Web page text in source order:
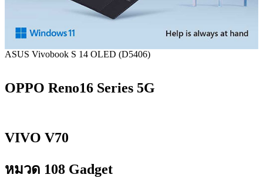
ASUS Vivobook S 14 OLED (D5406)
OPPO Reno16 Series 5G
VIVO V70
หมวด 108 Gadget